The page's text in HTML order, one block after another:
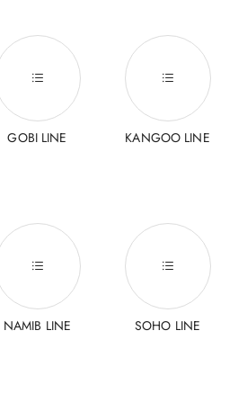
GOBI LINE KANGOO LINE
NAMIB LINE SOHO LINE